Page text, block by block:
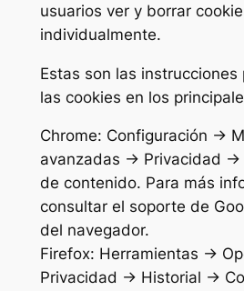
usuarios ver y borrar
individualmente.
Estas son las
las cookies en los
Chrome: Configuración ->
avanzadas -> Privacidad -
de contenido. Para más
consultar el soporte de
del navegador.
Firefox: Herramientas ->
Privacidad -> Historial ->